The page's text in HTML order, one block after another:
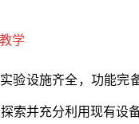
学
验设施齐全，功能完
索并充分利用现有设